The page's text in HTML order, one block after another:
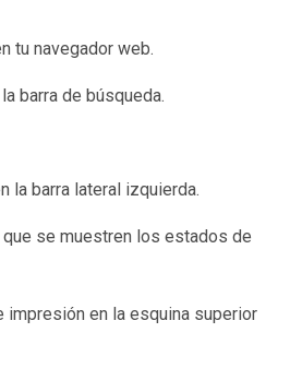
tu navegador web.
barra de búsqueda.
la barra lateral izquierda.
que se muestren los estados de
impresión en la esquina superior